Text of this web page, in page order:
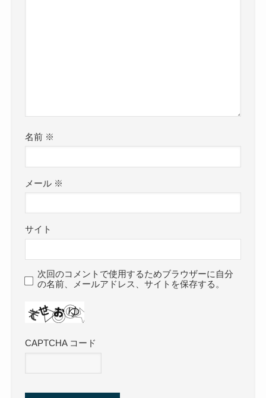
名前 ※
メール ※
サイト
次回のコメントで使用するためブラウザーに自分
の名前、メールアドレス、サイトを保存する。
CAPTCHA コード